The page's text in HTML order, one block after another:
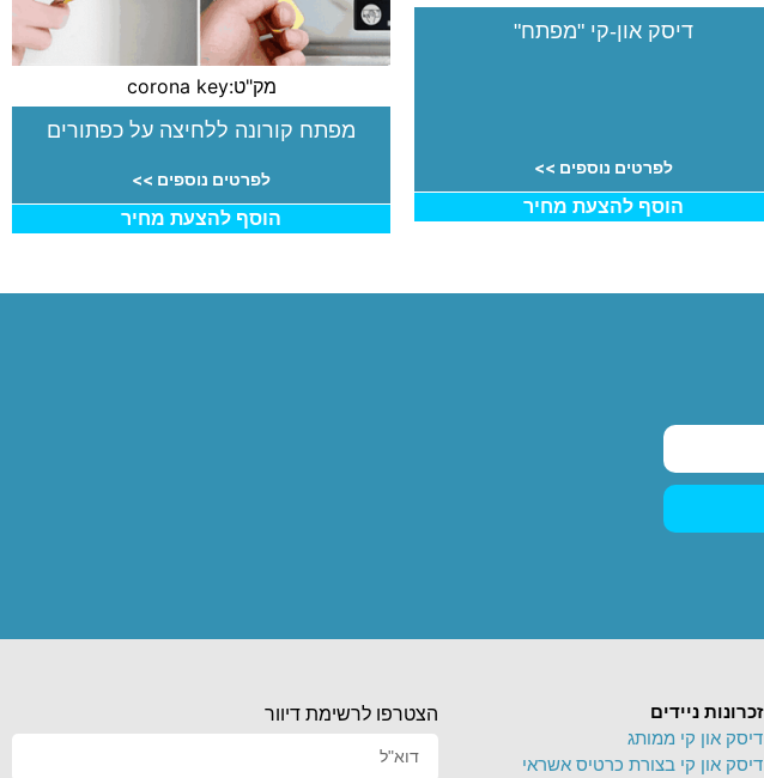
דיסק און-קי "מפתח"
לפרטים נוספים >>
הוסף להצעת מחיר
מק"ט:corona key
מפתח קורונה ללחיצה על כפתורים
לפרטים נוספים >>
הוסף להצעת מחיר
זכרונות ניידים
דיסק און קי ממותג
דיסק און קי בצורת כרטיס אשראי
הצטרפו לרשימת דיוור